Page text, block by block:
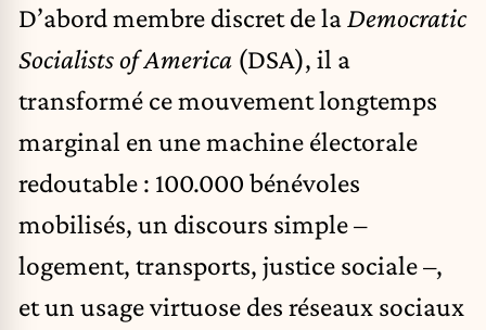
D’abord membre discret de la Democratic
Socialists of America (DSA), il a
transformé ce mouvement longtemps
marginal en une machine électorale
redoutable : 100.000 bénévoles
mobilisés, un discours simple –
logement, transports, justice sociale –,
et un usage virtuose des réseaux sociaux